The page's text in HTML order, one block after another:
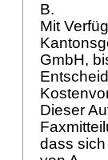
B.
Mit
GmbH,
Dieser
dass